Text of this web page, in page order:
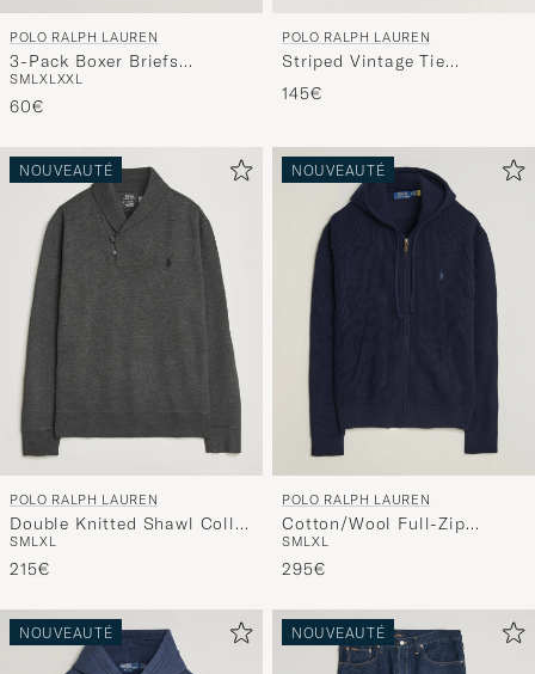
POLO RALPH LAUREN
3-Pack Boxer Briefs
Navy/Red/Grey
SMLXLXXL
60€
POLO RALPH LAUREN
Striped Vintage Tie
Brown/Green
145€
NOUVEAUTÉ
POLO RALPH LAUREN
Double Knitted Shawl Collar
Sweater Windsor Heather
SMLXL
215€
NOUVEAUTÉ
POLO RALPH LAUREN
Cotton/Wool Full-Zip
Hoodie Hunter Navy
SMLXL
295€
NOUVEAUTÉ NOUVEAUTÉ